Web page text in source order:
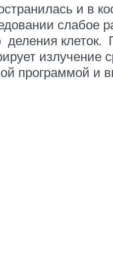
и в
слабое
деления
программой и